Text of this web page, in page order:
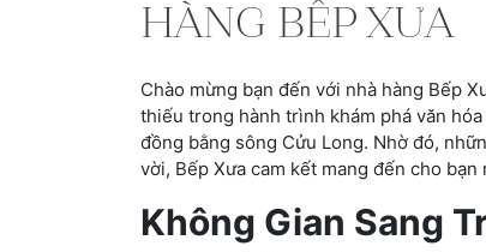
HÀNG BẾP XƯA
Chào mừng bạn đến với nhà hàng Bếp
thiếu trong hành trình khám phá văn
đồng bằng sông Cửu Long. Nhờ đó,
vời, Bếp Xưa cam kết mang đến cho
Không Gian Sang